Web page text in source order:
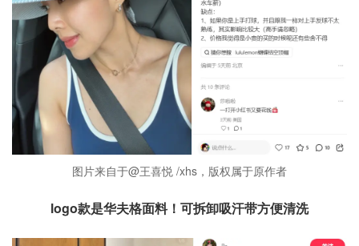
图片来自于@王喜悦 /xhs，版权属于原作者
logo款是华夫格面料！可拆卸吸汗带方便清洗